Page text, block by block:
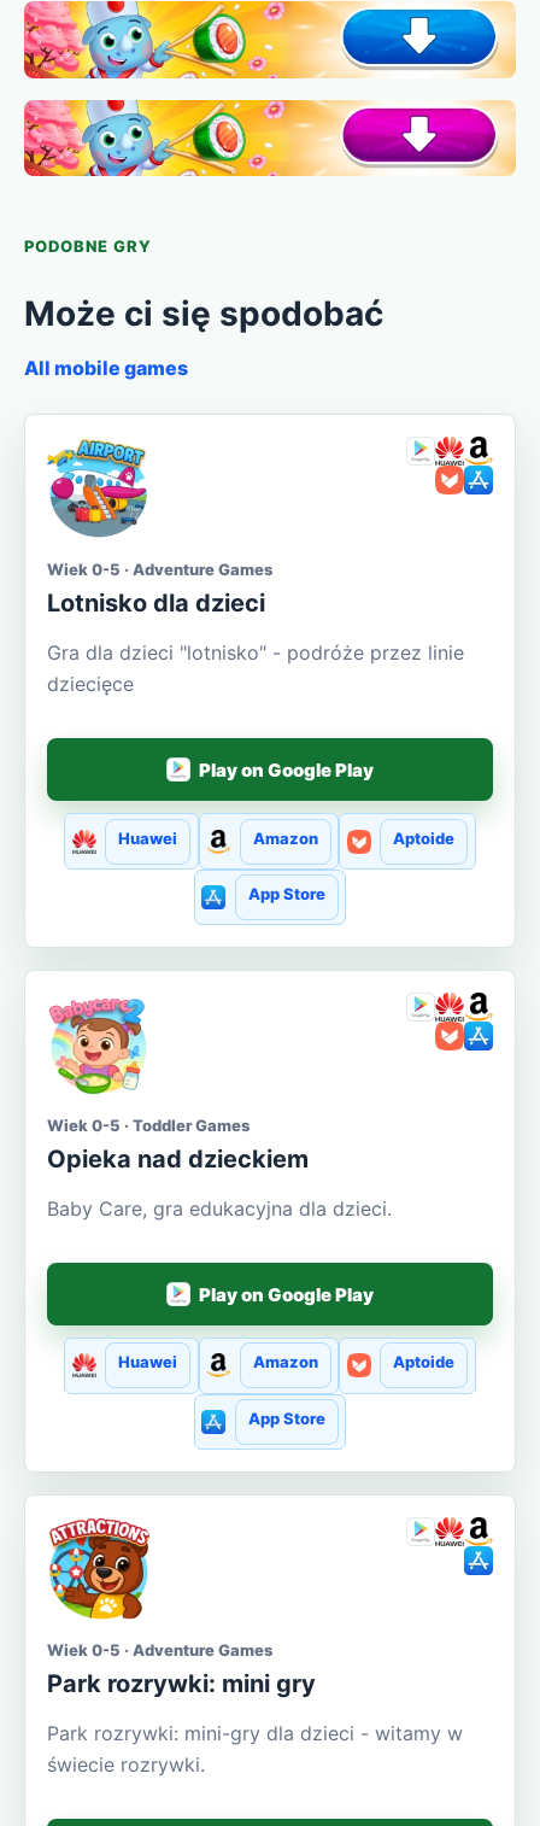
PODOBNE GRY
Może ci się spodobać
All mobile games
Wiek 0-5 · Adventure Games
Lotnisko dla dzieci
Gra dla dzieci "lotnisko" - podróże przez linie
dziecięce
Play on Google Play
Huawei Amazon Aptoide
App Store
Wiek 0-5 · Toddler Games
Opieka nad dzieckiem
Baby Care, gra edukacyjna dla dzieci.
Play on Google Play
Huawei Amazon Aptoide
App Store
Wiek 0-5 · Adventure Games
Park rozrywki: mini gry
Park rozrywki: mini-gry dla dzieci - witamy w
świecie rozrywki.